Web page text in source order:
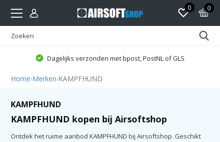
0 0
Dagelijks verzonden met bpost, PostNL of GLS
Home›Merken›KAMPFHUND
KAMPFHUND
KAMPFHUND kopen bij Airsoftshop
Ontdek het ruime aanbod KAMPFHUND bij Airsoftshop. Geschikt